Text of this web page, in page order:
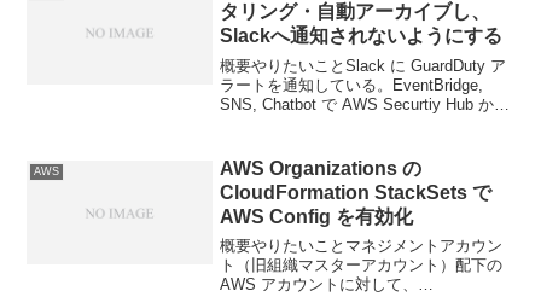
タリング・自動アーカイブし、
Slackへ通知されないようにする
概要やりたいことSlack に GuardDuty ア
ラートを通知している。EventBridge,
SNS, Chatbot で AWS Securtiy Hub から
AWS
AWS Organizations の
CloudFormation StackSets で
AWS Config を有効化
概要やりたいことマネジメントアカウン
ト（旧組織マスターアカウント）配下の
AWS アカウントに対して、